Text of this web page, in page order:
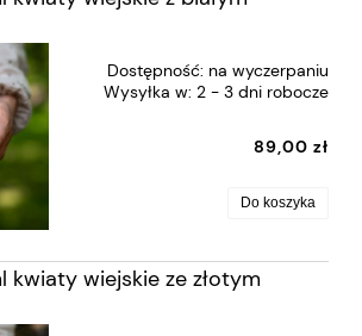
Dostępność: na wyczerpaniu
Wysyłka w: 2 - 3 dni robocze
89,00 zł
Do koszyka
kwiaty wiejskie ze złotym